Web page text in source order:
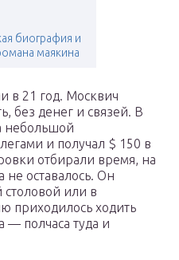
биография и
маякина
в 21 год. Москвич
без денег и связей. В
небольшой
и получал $ 150 в
отбирали время, на
не оставалось. Он
столовой или в
приходилось ходить
— полчаса туда и